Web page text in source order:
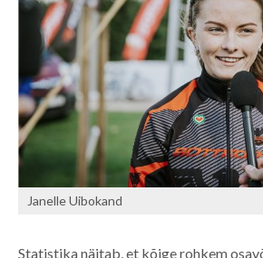
Janelle Uibokand
Statistika näitab, et kõige rohkem